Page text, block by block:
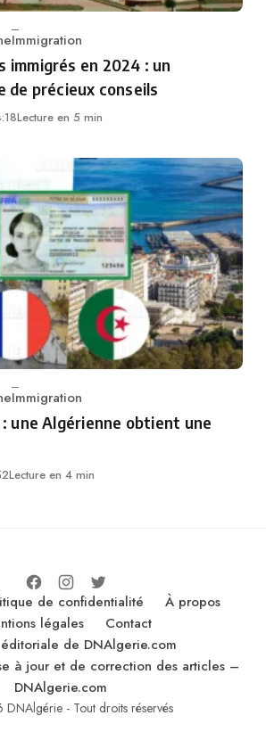
Immigration
immigrés en 2024 : un
de précieux conseils
Lecture en 5 min
Immigration
une Algérienne obtient une
Lecture en 4 min
de confidentialité
À propos
légales
Contact
de DNAlgerie.com
à jour et de correction des articles –
DNAlgerie.com
- Tout droits réservés